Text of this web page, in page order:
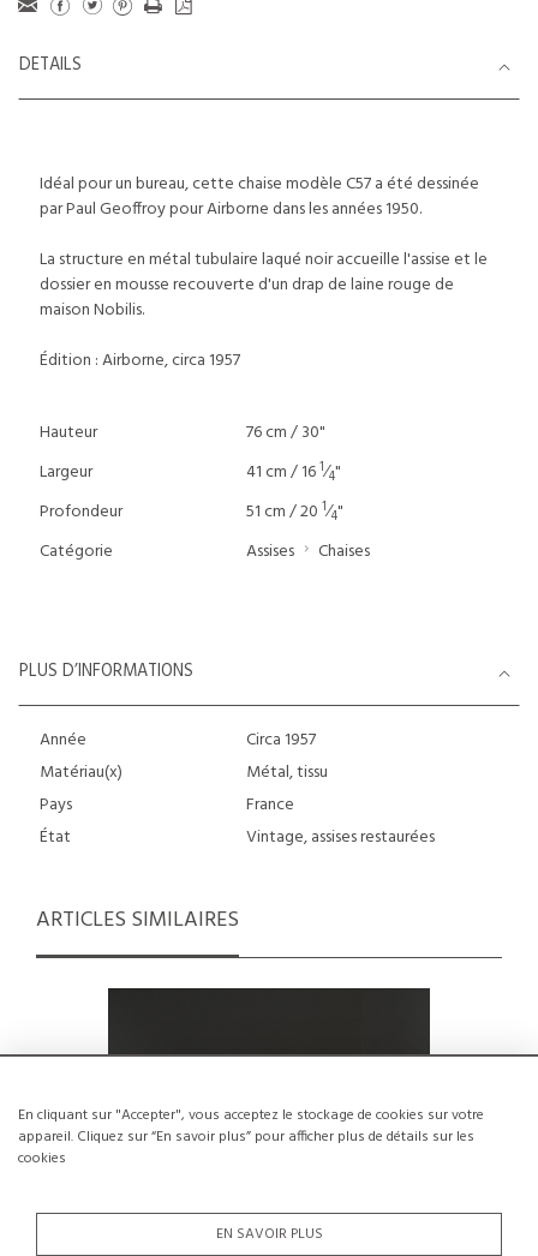
En cliquant sur "Accepter", vous acceptez le stockage de cookies sur votre
appareil. Cliquez sur “En savoir plus” pour afficher plus de détails sur les
cookies
EN SAVOIR PLUS
DETAILS
Idéal pour un bureau, cette chaise modèle C57 a été dessinée
par Paul Geoffroy pour Airborne dans les années 1950.
La structure en métal tubulaire laqué noir accueille l'assise et le
dossier en mousse recouverte d'un drap de laine rouge de
maison Nobilis.
Édition : Airborne, circa 1957
Hauteur
76 cm / 30"
Largeur
41 cm / 161⁄4"
Profondeur
51 cm / 20 1⁄4"
Catégorie
Assises Chaises
PLUS D’INFORMATIONS
Année
Circa 1957
Matériau(x)
Métal, tissu
Pays
France
État
Vintage, assises restaurées
ARTICLES SIMILAIRES